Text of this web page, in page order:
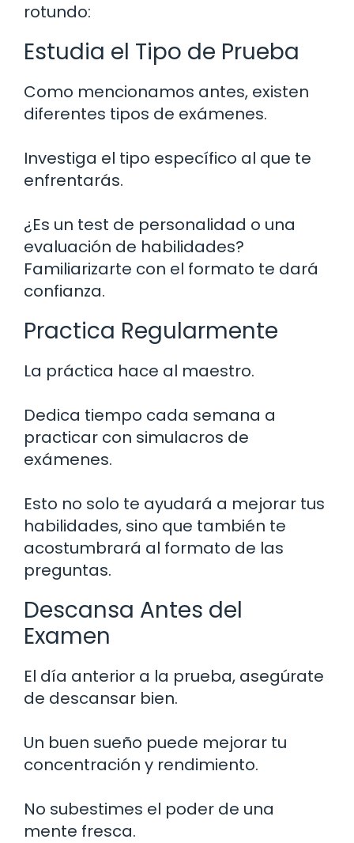
rotundo:
Estudia el Tipo de Prueba
Como mencionamos antes, existen
diferentes tipos de exámenes.
Investiga el tipo específico al que te
enfrentarás.
¿Es un test de personalidad o una
evaluación de habilidades?
Familiarizarte con el formato te dará
confianza.
Practica Regularmente
La práctica hace al maestro.
Dedica tiempo cada semana a
practicar con simulacros de
exámenes.
Esto no solo te ayudará a mejorar tus
habilidades, sino que también te
acostumbrará al formato de las
preguntas.
Descansa Antes del
Examen
El día anterior a la prueba, asegúrate
de descansar bien.
Un buen sueño puede mejorar tu
concentración y rendimiento.
No subestimes el poder de una
mente fresca.